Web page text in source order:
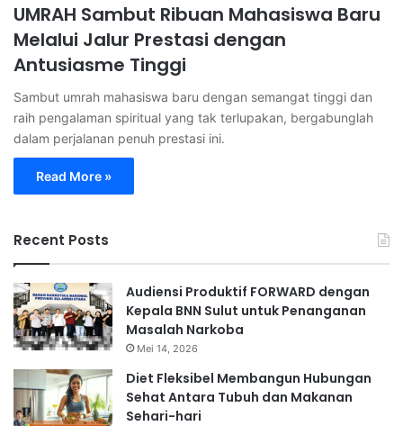
UMRAH Sambut Ribuan Mahasiswa Baru
Melalui Jalur Prestasi dengan
Antusiasme Tinggi
Sambut umrah mahasiswa baru dengan semangat tinggi dan
raih pengalaman spiritual yang tak terlupakan, bergabunglah
dalam perjalanan penuh prestasi ini.
Read More »
Recent Posts
Audiensi Produktif FORWARD dengan
Kepala BNN Sulut untuk Penanganan
Masalah Narkoba
Mei 14, 2026
Diet Fleksibel Membangun Hubungan
Sehat Antara Tubuh dan Makanan
Sehari-hari